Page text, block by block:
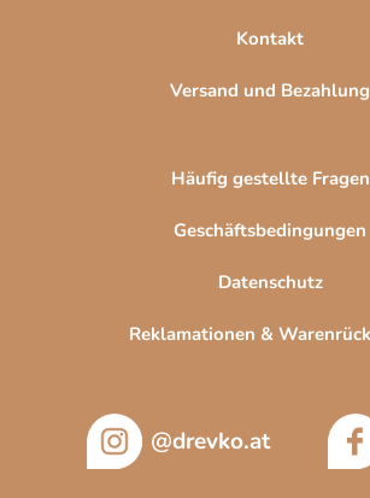
Kontakt
Versand und Bezahlung
Häufig gestellte Fragen
Geschäftsbedingungen
Datenschutz
Reklamationen &
@drevko.at